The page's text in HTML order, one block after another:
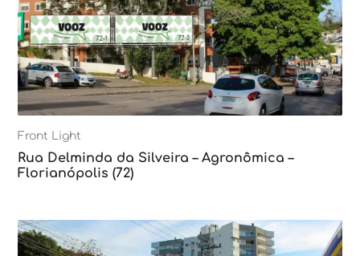
Front Light
Rua Delminda da Silveira – Agronômica –
Florianópolis (72)